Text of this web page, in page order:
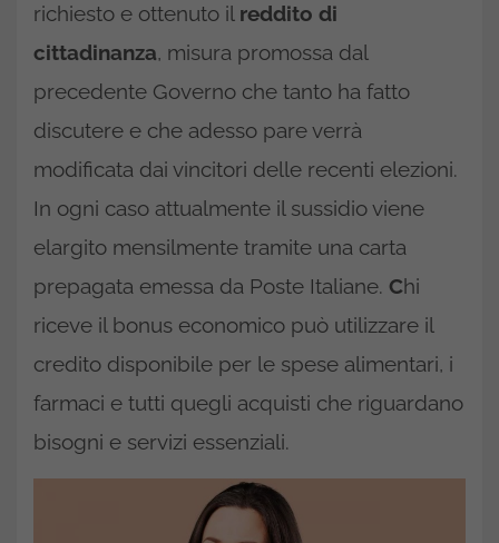
richiesto e ottenuto il reddito di
cittadinanza, misura promossa dal
precedente Governo che tanto ha fatto
discutere e che adesso pare verrà
modificata dai vincitori delle recenti elezioni.
In ogni caso attualmente il sussidio viene
elargito mensilmente tramite una carta
prepagata emessa da Poste Italiane. Chi
riceve il bonus economico può utilizzare il
credito disponibile per le spese alimentari, i
farmaci e tutti quegli acquisti che riguardano
bisogni e servizi essenziali.